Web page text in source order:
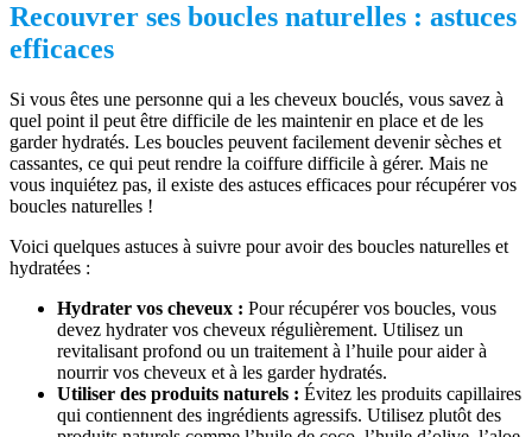
Recouvrer ses boucles naturelles : astuces
efficaces
Si vous êtes une personne qui a les cheveux bouclés, vous savez à
quel point il peut être difficile de les maintenir en place et de les
garder hydratés. Les boucles peuvent facilement devenir sèches et
cassantes, ce qui peut rendre la coiffure difficile à gérer. Mais ne
vous inquiétez pas, il existe des astuces efficaces pour récupérer vos
boucles naturelles !
Voici quelques astuces à suivre pour avoir des boucles naturelles et
hydratées :
Hydrater vos cheveux : Pour récupérer vos boucles, vous
devez hydrater vos cheveux régulièrement. Utilisez un
revitalisant profond ou un traitement à l’huile pour aider à
nourrir vos cheveux et à les garder hydratés.
Utiliser des produits naturels : Évitez les produits capillaires
qui contiennent des ingrédients agressifs. Utilisez plutôt des